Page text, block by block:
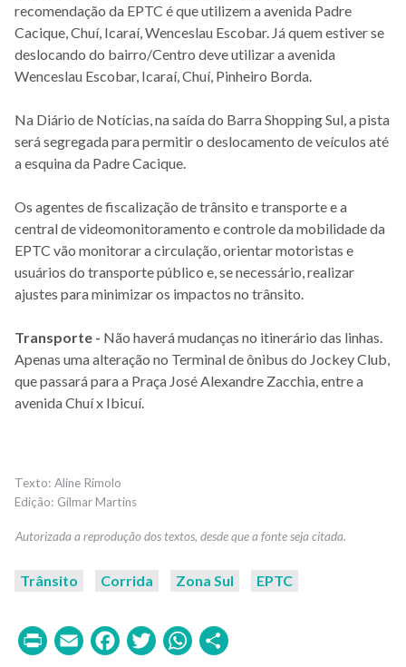
recomendação da EPTC é que utilizem a avenida Padre
Cacique, Chuí, Icaraí, Wenceslau Escobar. Já quem estiver se
deslocando do bairro/Centro deve utilizar a avenida
Wenceslau Escobar, Icaraí, Chuí, Pinheiro Borda.
Na Diário de Notícias, na saída do Barra Shopping Sul, a pista
será segregada para permitir o deslocamento de veículos até
a esquina da Padre Cacique.
Os agentes de fiscalização de trânsito e transporte e a
central de videomonitoramento e controle da mobilidade da
EPTC vão monitorar a circulação, orientar motoristas e
usuários do transporte público e, se necessário, realizar
ajustes para minimizar os impactos no trânsito.
Transporte - Não haverá mudanças no itinerário das linhas.
Apenas uma alteração no Terminal de ônibus do Jockey Club,
que passará para a Praça José Alexandre Zacchia, entre a
avenida Chuí x Ibicuí.
Aline Rimolo
Gilmar Martins
Trânsito Corrida Zona Sul EPTC
PrintEmailFacebook
TwitterWhatsApp